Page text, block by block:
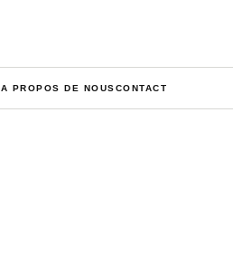
A PROPOS DE NOUSCONTACT